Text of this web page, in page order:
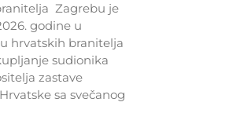
Zagrebu je
godine u
hrvatskih branitelja
sudionika
zastave
sa svečanog